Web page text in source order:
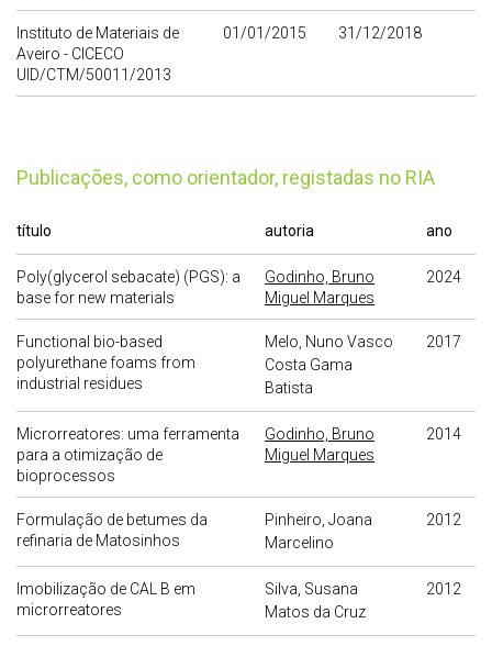
Instituto de Materiais de
Aveiro - CICECO
UID/CTM/50011/2013
01/01/2015 31/12/2018
publicações, como orientador, registadas no RIA
título autoria ano
Poly(glycerol sebacate) (PGS): a
base for new materials
Godinho, Bruno
Miguel Marques
2024
Functional bio-based
polyurethane foams from
industrial residues
Melo, Nuno Vasco
Costa Gama
Batista
2017
Microrreatores: uma ferramenta
para a otimização de
bioprocessos
Godinho, Bruno
Miguel Marques
2014
Formulação de betumes da
refinaria de Matosinhos
Pinheiro, Joana
Marcelino
2012
Imobilização de CAL B em
microrreatores
Silva, Susana
Matos da Cruz
2012